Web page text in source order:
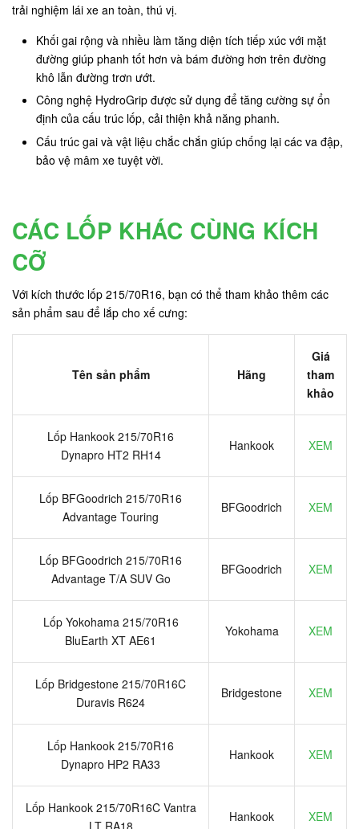
trải nghiệm lái xe an toàn, thú vị.
Khối gai rộng và nhiều làm tăng diện tích tiếp xúc với mặt
đường giúp phanh tốt hơn và bám đường hơn trên đường
khô lẫn đường trơn ướt.
Công nghệ HydroGrip được sử dụng để tăng cường sự ổn
định của cấu trúc lốp, cải thiện khả năng phanh.
Cấu trúc gai và vật liệu chắc chắn giúp chống lại các va đập,
bảo vệ mâm xe tuyệt vời.
CÁC LỐP KHÁC CÙNG KÍCH
CỠ
Với kích thước lốp 215/70R16, bạn có thể tham khảo thêm các
sản phẩm sau để lắp cho xế cưng:
Tên sản phẩm Hãng
Giá
tham
khảo
Lốp Hankook 215/70R16
Dynapro HT2 RH14
Hankook XEM
Lốp BFGoodrich 215/70R16
Advantage Touring
BFGoodrich XEM
Lốp BFGoodrich 215/70R16
Advantage T/A SUV Go
BFGoodrich XEM
Lốp Yokohama 215/70R16
BluEarth XT AE61
Yokohama XEM
Lốp Bridgestone 215/70R16C
Duravis R624
Bridgestone XEM
Lốp Hankook 215/70R16
Dynapro HP2 RA33
Hankook XEM
Lốp Hankook 215/70R16C Vantra
LT RA18
Hankook XEM